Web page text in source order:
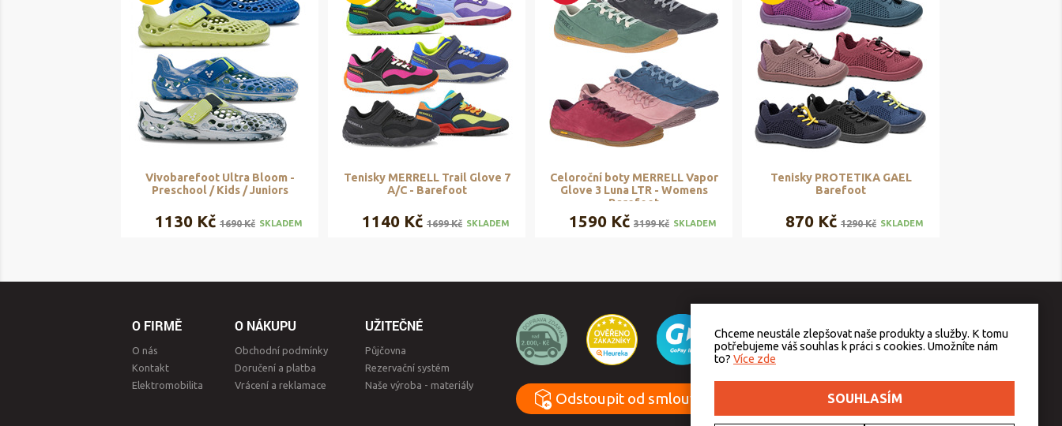
Vivobarefoot Ultra Bloom -
Preschool / Kids / Juniors
1130 Kč 1690 Kč SKLADEM
Tenisky MERRELL Trail Glove 7
A/C - Barefoot
1140 Kč 1699 Kč SKLADEM
Celoroční boty MERRELL Vapor
Glove 3 Luna LTR - Womens
Barefoot
1590 Kč 3199 Kč SKLADEM
Tenisky PROTETIKA GAEL
Barefoot
870 Kč 1290 Kč SKLADEM
O FIRMĚ
O nás
Kontakt
Elektromobilita
O NÁKUPU
Obchodní podmínky
Doručení a platba
Vrácení a reklamace
UŽITEČNÉ
Půjčovna
Rezervační systém
Naše výroba - materiály
Odstoupit od smlouvy
Chceme neustále zlepšovat naše produkty a služby. K tomu
potřebujeme váš souhlas k práci s cookies. Umožníte nám
to? Více zde
SOUHLASÍM